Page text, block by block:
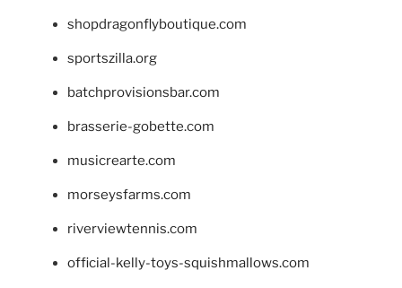
shopdragonflyboutique.com
sportszilla.org
batchprovisionsbar.com
brasserie-gobette.com
musicrearte.com
morseysfarms.com
riverviewtennis.com
official-kelly-toys-squishmallows.com